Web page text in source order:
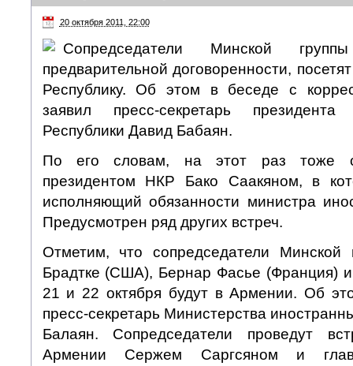
20 октября 2011, 22:00
Сопредседатели Минской
предварительной договоренности,
Республику. Об этом в беседе с
заявил пресс-секретарь президента
Республики Давид Бабаян.
По его словам, на этот раз тоже
президентом НКР Бако Саакяном, в
исполняющий обязанности министра
Предусмотрен ряд других встреч.
Отметим, что сопредседатели
Брадтке (США), Бернар Фасье (Франция)
21 и 22 октября будут в Армении. Об
пресс-секретарь Министерства
Балаян. Сопредседатели проведут
Армении Сержем Саргсяном и